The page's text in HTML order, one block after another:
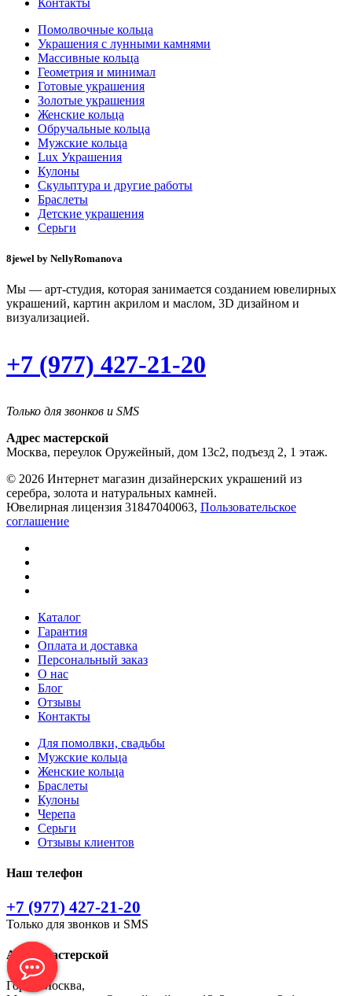
Помолвочные кольца
Украшения с лунными камнями
Массивные кольца
Геометрия и минимал
Готовые украшения
Золотые украшения
Женские кольца
Обручальные кольца
Мужские кольца
Lux Украшения
Кулоны
Скульптура и другие работы
Браслеты
Детские украшения
Серьги
8jewel by NellyRomanova
Мы — арт-студия, которая занимается созданием ювелирных
украшений, картин акрилом и маслом, 3D дизайном и
визуализацией.
+7 (977) 427-21-20
Только для звонков и SMS
Адрес мастерской
Москва, переулок Оружейный, дом 13с2, подъезд 2, 1 этаж.
© 2026 Интернет магазин дизайнерских украшений из
серебра, золота и натуральных камней.
Ювелирная лицензия 31847040063, Пользовательское
соглашение
Каталог
Гарантия
Оплата и доставка
Персональный заказ
О нас
Блог
Отзывы
Контакты
Для помолвки, свадьбы
Мужские кольца
Женские кольца
Браслеты
Кулоны
Черепа
Серьги
Отзывы клиентов
Наш телефон
+7 (977) 427-21-20
Только для звонков и SMS
Адрес мастерской
Город Москва,